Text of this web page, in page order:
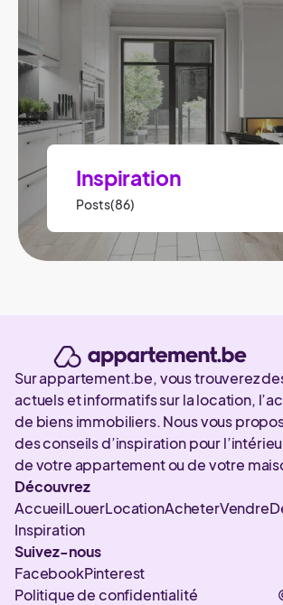
Inspiration
Posts(86)
Sur appartement.be, vous trouverez
actuels et informatifs sur la location,
de biens immobiliers. Nous vous
des conseils d’inspiration pour
de votre appartement ou de votre
Découvrez
AccueilLouerLocationAcheterVendre
Inspiration
Suivez-nous
FacebookPinterest
Politique de confidentialité